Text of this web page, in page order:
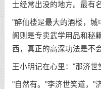
士经常出没的地方。最有
"醉仙楼是最大的酒楼，
阁则是专卖武学用品和秘
西，真正的高深功法是不
王小明记在心里："那济
"自然有。"李济世笑道，"